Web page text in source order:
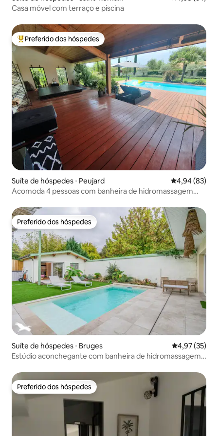
Casa móvel com terraço e piscina
Entre os melhores preferidos dos hóspedes
Preferido dos hóspedes
Suíte de hóspedes ⋅ Peujard 4,94 de uma
4,94 (83)
Acomoda 4 pessoas com banheira de hidromassagem
Preferido dos hóspedes
Preferido dos hóspedes
Suíte de hóspedes ⋅ Bruges 4,97 de uma
4,97 (35)
Estúdio aconchegante com banheira de hidromassagem
Preferido dos hóspedes
Preferido dos hóspedes